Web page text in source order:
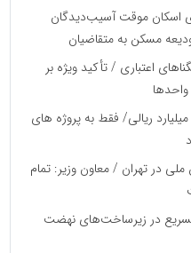
ریالی برای اسکان موقت آسیب‌دیدگان
اعتباری / تأکید ویژه بر
شرط تازه بانک مرکزی برای وام ۸.۵ میلیارد ریالی/ فقط به پروژه های
مسکن ملی در تهران / معاون وزیر: تمام
در زیرساخت‌های نهضت